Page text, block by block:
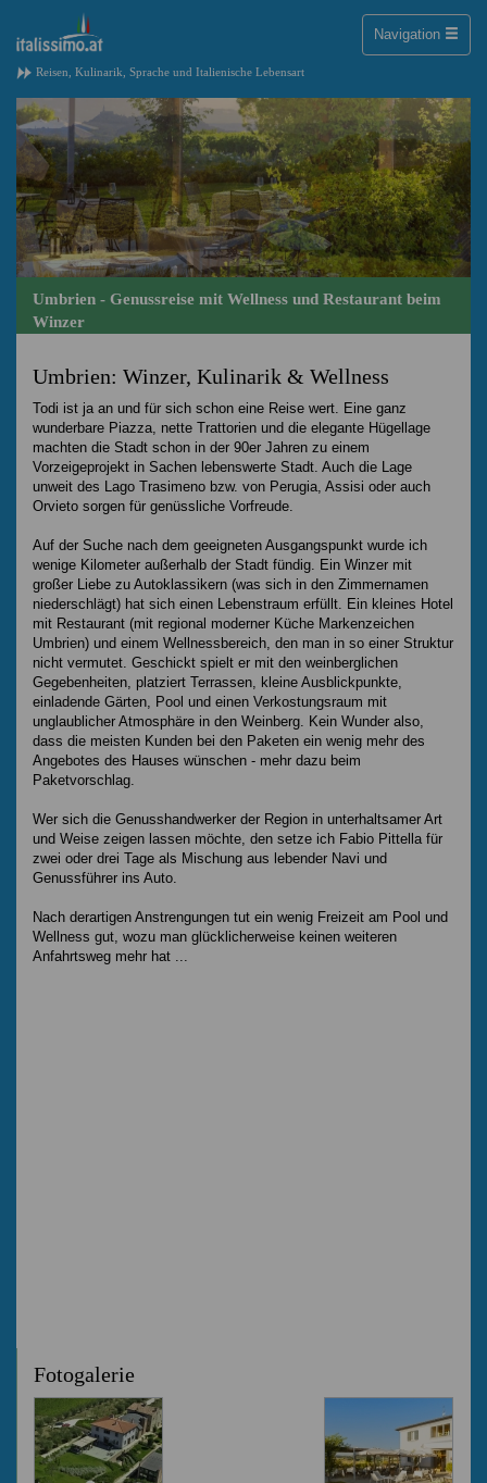
Reisen, Kulinarik, Sprache und Italienische Lebensart
Navigation Toggle
Umbrien - Genussreise mit Wellness und Restaurant beim
Winzer
Umbrien: Winzer, Kulinarik & Wellness
Todi ist ja an und für sich schon eine Reise wert. Eine ganz
wunderbare Piazza, nette Trattorien und die elegante Hügellage
machten die Stadt schon in der 90er Jahren zu einem
Vorzeigeprojekt in Sachen lebenswerte Stadt. Auch die Lage
unweit des Lago Trasimeno bzw. von Perugia, Assisi oder auch
Orvieto sorgen für genüssliche Vorfreude.
Auf der Suche nach dem geeigneten Ausgangspunkt wurde ich
wenige Kilometer außerhalb der Stadt fündig. Ein Winzer mit
großer Liebe zu Autoklassikern (was sich in den Zimmernamen
niederschlägt) hat sich einen Lebenstraum erfüllt. Ein kleines Hotel
mit Restaurant (mit regional moderner Küche Markenzeichen
Umbrien) und einem Wellnessbereich, den man in so einer Struktur
nicht vermutet. Geschickt spielt er mit den weinberglichen
Gegebenheiten, platziert Terrassen, kleine Ausblickpunkte,
einladende Gärten, Pool und einen Verkostungsraum mit
unglaublicher Atmosphäre in den Weinberg. Kein Wunder also,
dass die meisten Kunden bei den Paketen ein wenig mehr des
Angebotes des Hauses wünschen - mehr dazu beim
Paketvorschlag.
Wer sich die Genusshandwerker der Region in unterhaltsamer Art
und Weise zeigen lassen möchte, den setze ich Fabio Pittella für
zwei oder drei Tage als Mischung aus lebender Navi und
Genussführer ins Auto.
Nach derartigen Anstrengungen tut ein wenig Freizeit am Pool und
Wellness gut, wozu man glücklicherweise keinen weiteren
Anfahrtsweg mehr hat ...
Fotogalerie